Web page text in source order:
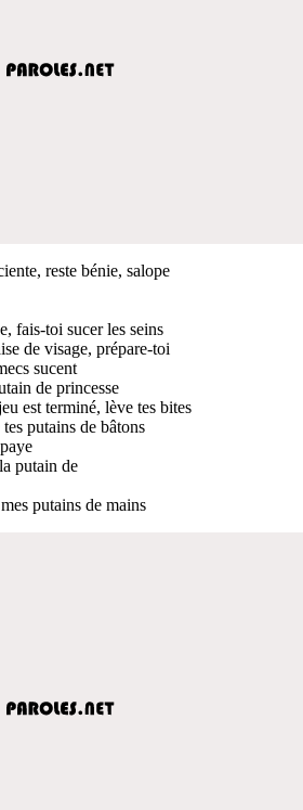
reste bénie, salope
fais-toi sucer les seins
de visage, prépare-toi
sucent
de princesse
est terminé, lève tes bites
putains de bâtons
putain de
putains de mains